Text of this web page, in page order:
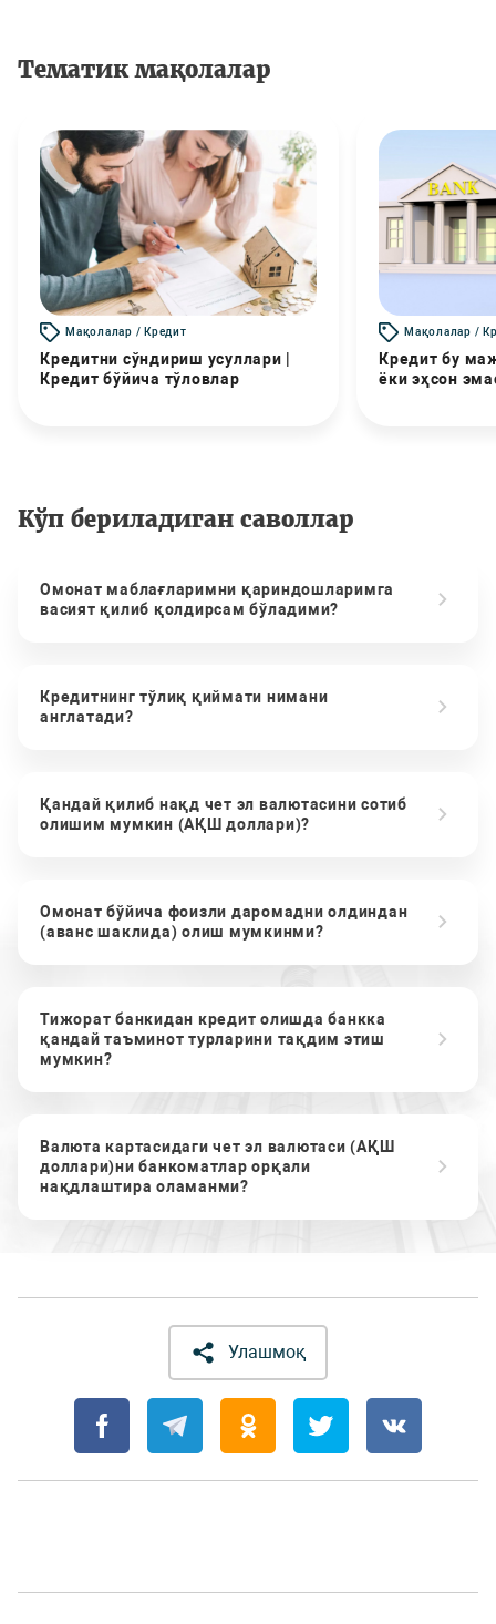
Тематик мақолалар
Мақолалар / Кредит
Кредитни сўндириш усуллари |
Кредит бўйича тўловлар
Мақолалар /
Кредит бу
ёки эҳсон
Кўп бериладиган саволлар
Омонат маблағларимни қариндошларимга
васият қилиб қолдирсам бўладими?
Кредитнинг тўлиқ қиймати нимани
англатади?
Қандай қилиб нақд чет эл валютасини сотиб
олишим мумкин (АҚШ доллари)?
Омонат бўйича фоизли даромадни олдиндан
(аванс шаклида) олиш мумкинми?
Тижорат банкидан кредит олишда банкка
қандай таъминот турларини тақдим этиш
мумкин?
Валюта картасидаги чет эл валютаси (АҚШ
доллари)ни банкоматлар орқали
нақдлаштира оламанми?
Улашмоқ